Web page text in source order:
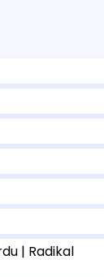
| Radikal